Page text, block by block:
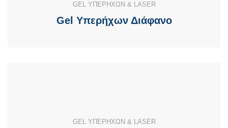
GEL ΥΠΕΡΗΧΩΝ & LASER
Gel Υπερήχων Διάφανο
GEL ΥΠΕΡΗΧΩΝ & LASER